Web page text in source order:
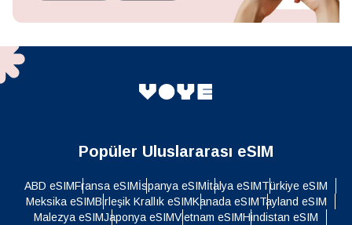
Popüler Uluslararası eSIM
ABD eSIMFransa eSIMİspanya eSIMİtalya eSIMTürkiye eSIM
Meksika eSIMBirleşik Krallık eSIMKanada eSIMTayland eSIM
Malezya eSIMJaponya eSIMVietnam eSIMHindistan eSIM